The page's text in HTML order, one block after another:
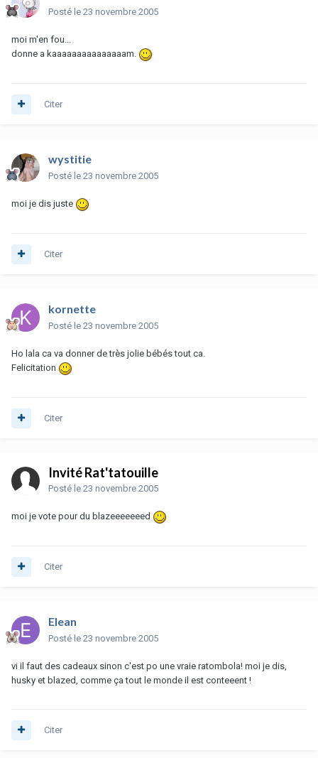
Posté le 23 novembre 2005
moi m'en fou...
donne a kaaaaaaaaaaaaaaam.
Citer
wystitie
Posté le 23 novembre 2005
moi je dis juste
Citer
kornette
Posté le 23 novembre 2005
Ho lala ca va donner de très jolie bébés tout ca.
Felicitation
Citer
Invité Rat'tatouille
Posté le 23 novembre 2005
moi je vote pour du blazeeeeeeed
Citer
Elean
Posté le 23 novembre 2005
vi il faut des cadeaux sinon c'est po une vraie ratombola! moi je dis,
husky et blazed, comme ça tout le monde il est conteeent !
Citer